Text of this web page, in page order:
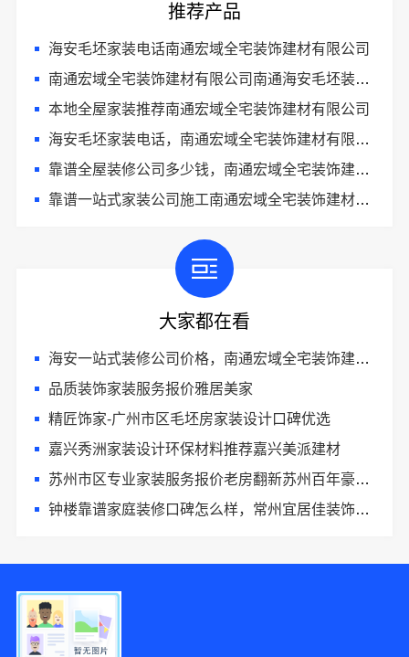
推荐产品
海安毛坯家装电话南通宏域全宅装饰建材有限公司
南通宏域全宅装饰建材有限公司南通海安毛坯装饰公司设计
本地全屋家装推荐南通宏域全宅装饰建材有限公司
海安毛坯家装电话，南通宏域全宅装饰建材有限公司专业解答
靠谱全屋装修公司多少钱，南通宏域全宅装饰建材有限公司透明报价
靠谱一站式家装公司施工南通宏域全宅装饰建材有限公司
大家都在看
海安一站式装修公司价格，南通宏域全宅装饰建材有限公司报价透明
品质装饰家装服务报价雅居美家
精匠饰家-广州市区毛坯房家装设计口碑优选
嘉兴秀洲家装设计环保材料推荐嘉兴美派建材
苏州市区专业家装服务报价老房翻新苏州百年豪庭新材料有限公司
钟楼靠谱家庭装修口碑怎么样，常州宜居佳装饰好评案例